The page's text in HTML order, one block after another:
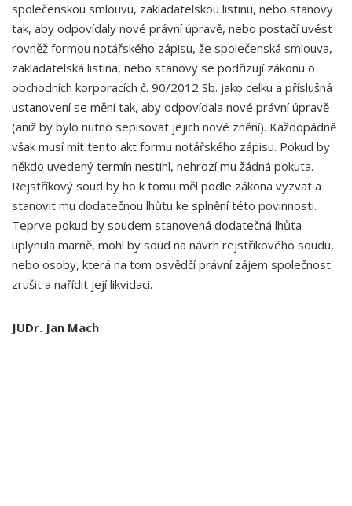
společenskou smlouvu, zakladatelskou listinu, nebo stanovy
tak, aby odpovídaly nové právní úpravě, nebo postačí uvést
rovněž formou notářského zápisu, že společenská smlouva,
zakladatelská listina, nebo stanovy se podřizují zákonu o
obchodních korporacích č. 90/2012 Sb. jako celku a příslušná
ustanovení se mění tak, aby odpovídala nové právní úpravě
(aniž by bylo nutno sepisovat jejich nové znění). Každopádně
však musí mít tento akt formu notářského zápisu. Pokud by
někdo uvedený termín nestihl, nehrozí mu žádná pokuta.
Rejstříkový soud by ho k tomu měl podle zákona vyzvat a
stanovit mu dodatečnou lhůtu ke splnění této povinnosti.
Teprve pokud by soudem stanovená dodatečná lhůta
uplynula marně, mohl by soud na návrh rejstříkového soudu,
nebo osoby, která na tom osvědčí právní zájem společnost
zrušit a nařídit její likvidaci.
JUDr. Jan Mach